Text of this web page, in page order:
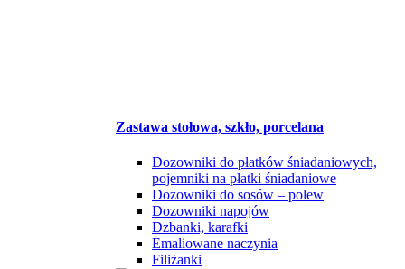
Zastawa stołowa, szkło, porcelana
Dozowniki do płatków śniadaniowych,
pojemniki na płatki śniadaniowe
Dozowniki do sosów – polew
Dozowniki napojów
Dzbanki, karafki
Emaliowane naczynia
Filiżanki